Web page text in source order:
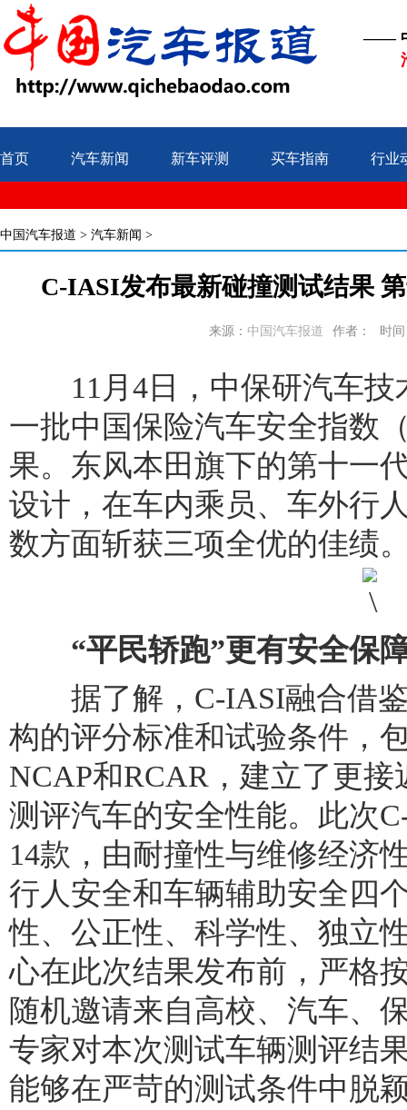
——
首页 汽车新闻 新车评测 买车指南 行业
中国汽车报道 > 汽车新闻 >
C-IASI发布最新碰撞测试结果
来源： 中国汽车报道 作者： 时间
11月4日，中保研汽车技
一批中国保险汽车安全指数
果。东风本田旗下的第十一
设计，在车内乘员、车外行
数方面斩获三项全优的佳绩
“平民轿跑”更有安全保
据了解，C-IASI融合借鉴
构的评分标准和试验条件，
NCAP和RCAR，建立了更
测评汽车的安全性能。此次
14款，由耐撞性与维修经济
行人安全和车辆辅助安全四
性、公正性、科学性、独立
心在此次结果发布前，严格
随机邀请来自高校、汽车、
专家对本次测试车辆测评结
能够在严苛的测试条件中脱